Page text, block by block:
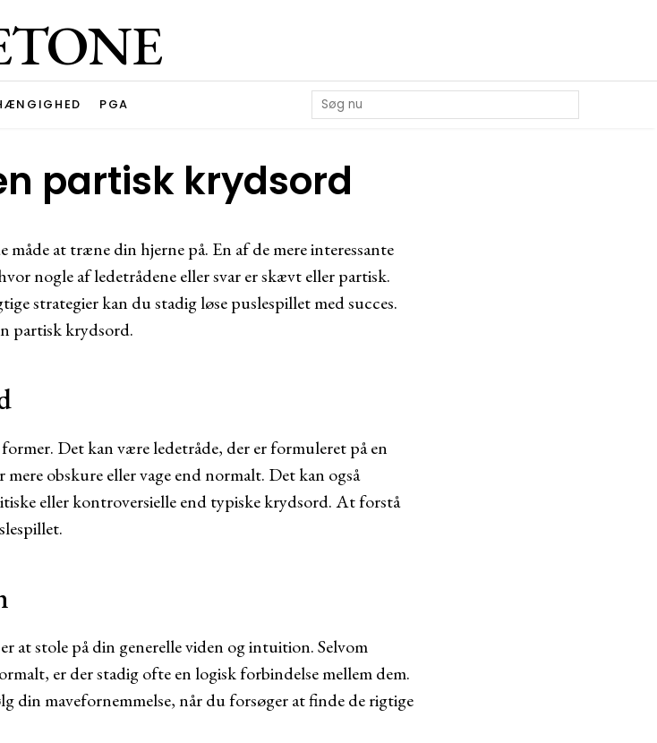
PGA
partisk krydsord
at træne din hjerne på. En af de mere interessante
nogle af ledetrådene eller svar er skævt eller partisk.
strategier kan du stadig løse puslespillet med succes.
partisk krydsord.
Det kan være ledetråde, der er formuleret på en
obskure eller vage end normalt. Det kan også
eller kontroversielle end typiske krydsord. At forstå
at stole på din generelle viden og intuition. Selvom
er der stadig ofte en logisk forbindelse mellem dem.
din mavefornemmelse, når du forsøger at finde de rigtige